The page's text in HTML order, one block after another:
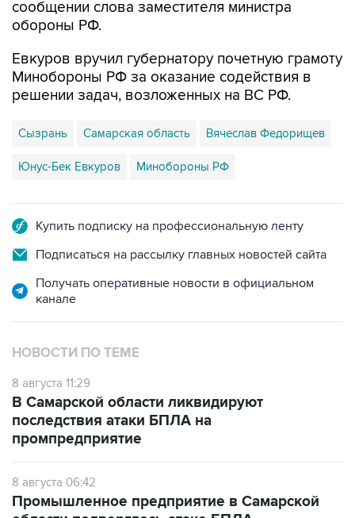
сообщении слова заместителя министра
обороны РФ.
Евкуров вручил губернатору почетную грамоту
Минобороны РФ за оказание содействия в
решении задач, возложенных на ВС РФ.
Сызрань Самарская область Вячеслав Федорищев
Юнус-Бек Евкуров Минобороны РФ
Купить подписку на профессиональную ленту
Подписаться на рассылку главных новостей сайта
Получать оперативные новости в официальном
канале
НОВОСТИ ПО ТЕМЕ
8 августа 11:29
В Самарской области ликвидируют
последствия атаки БПЛА на
промпредприятие
8 августа 06:42
Промышленное предприятие в Самарской